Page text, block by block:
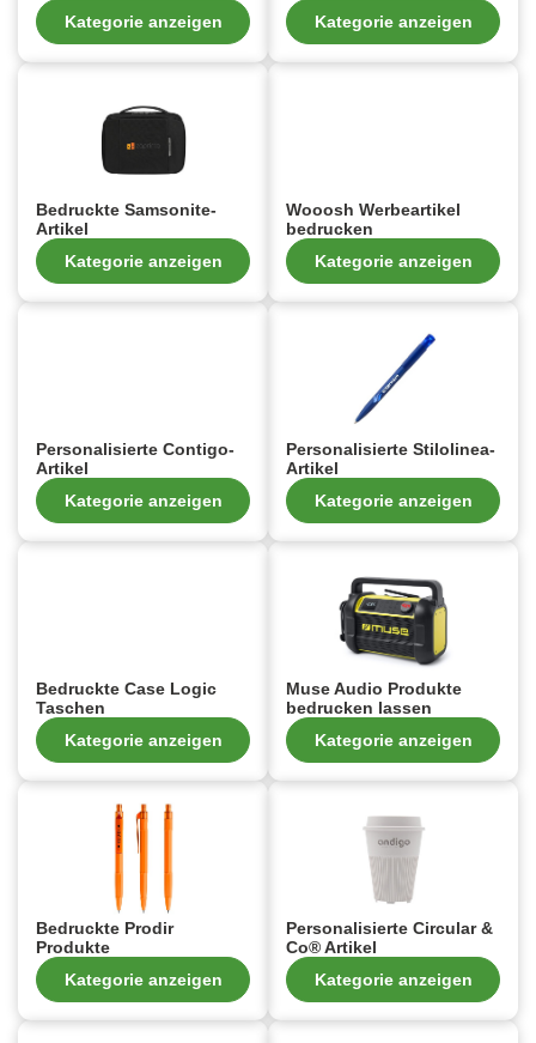
Kategorie anzeigen
Kategorie anzeigen
Bedruckte Samsonite-
Artikel
Kategorie anzeigen
Wooosh Werbeartikel
bedrucken
Kategorie anzeigen
Personalisierte Contigo-
Artikel
Kategorie anzeigen
Personalisierte Stilolinea-
Artikel
Kategorie anzeigen
Bedruckte Case Logic
Taschen
Kategorie anzeigen
Muse Audio Produkte
bedrucken lassen
Kategorie anzeigen
Bedruckte Prodir
Produkte
Kategorie anzeigen
Personalisierte Circular &
Co® Artikel
Kategorie anzeigen